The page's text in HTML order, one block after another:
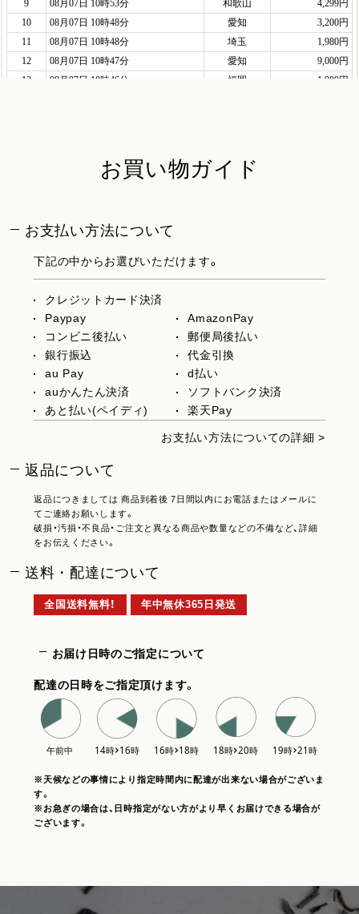
お買い物ガイド
お支払い方法について
下記の中からお選びいただけます。
クレジットカード決済
Paypay
AmazonPay
コンビニ後払い
郵便局後払い
銀行振込
代金引換
au Pay
d払い
auかんたん決済
ソフトバンク決済
あと払い(ペイディ)
楽天Pay
お支払い方法についての詳細 >
返品について
返品につきましては 商品到着後 7日間以内にお電話またはメールに
てご連絡お願いします。
破損・汚損・不良品・ご注文と異なる商品や数量などの不備など、詳細
をお伝えください。
送料・配達について
全国送料無料！ 年中無休365日発送
お届け日時のご指定について
配達の日時をご指定頂けます。
※天候などの事情により指定時間内に配達が出来ない場合がございま
す。
※お急ぎの場合は、日時指定がない方がより早くお届けできる場合が
ございます。